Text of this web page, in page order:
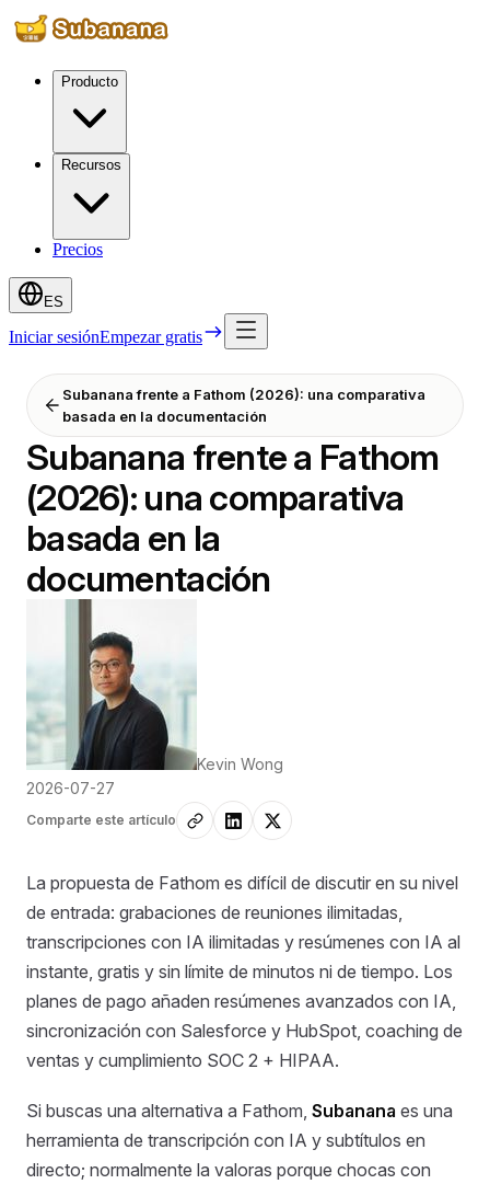
Producto
Recursos
Precios
ES
Iniciar sesiónEmpezar gratis
Subanana frente a Fathom (2026): una comparativa
basada en la documentación
Subanana frente a Fathom
(2026): una comparativa
basada en la
documentación
Kevin Wong
2026-07-27
Comparte este artículo
La propuesta de Fathom es difícil de discutir en su nivel
de entrada: grabaciones de reuniones ilimitadas,
transcripciones con IA ilimitadas y resúmenes con IA al
instante, gratis y sin límite de minutos ni de tiempo. Los
planes de pago añaden resúmenes avanzados con IA,
sincronización con Salesforce y HubSpot, coaching de
ventas y cumplimiento SOC 2 + HIPAA.
Si buscas una alternativa a Fathom, Subanana es una
herramienta de transcripción con IA y subtítulos en
directo; normalmente la valoras porque chocas con